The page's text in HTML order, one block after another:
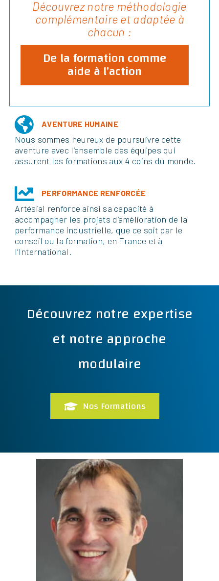
Découvrez notre méthodologie
complémentaire et adaptée à
chacun :
De la formation comme
aide à l’action
AVENTURE HUMAINE
Nous sommes heureux de poursuivre cette
aventure avec l’ensemble des équipes qui
assurent les formations aux 4 coins du monde.
PERFORMANCE RENFORCÉE
Artésial renforce ainsi sa capacité à
accompagner les projets d’amélioration de la
performance industrielle, que ce soit par le
conseil ou la formation, en France et à
l’International.
Découvrez notre expertise
et notre approche
modulaire
Nos Formations